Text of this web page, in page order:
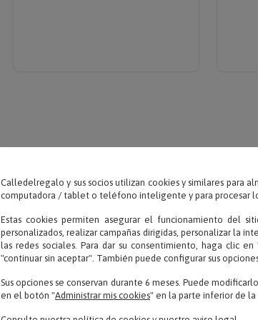
Calledelregalo y sus socios utilizan cookies y similares para
computadora / tablet o teléfono inteligente y para procesar
Estas cookies permiten asegurar el funcionamiento del
personalizados, realizar campañas dirigidas, personalizar la
las redes sociales. Para dar su consentimiento, haga clic
"continuar sin aceptar". También puede configurar sus
Sus opciones se conservan durante 6 meses. Puede
en el botón "Administrar mis cookies" en la parte inferior de la